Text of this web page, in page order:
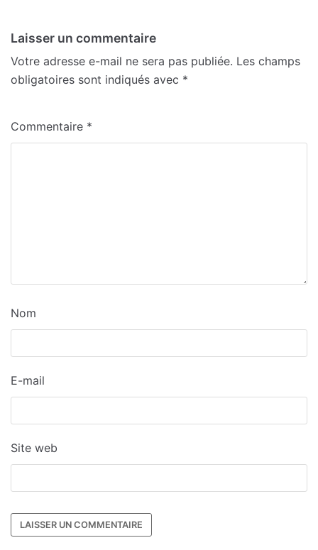
Laisser un commentaire
Votre adresse e-mail ne sera pas publiée. Les champs
obligatoires sont indiqués avec *
Commentaire *
Nom
E-mail
Site web